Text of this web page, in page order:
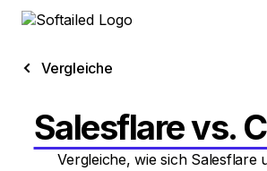
Vergleiche
Salesflare vs.
Vergleiche, wie sich Salesflare